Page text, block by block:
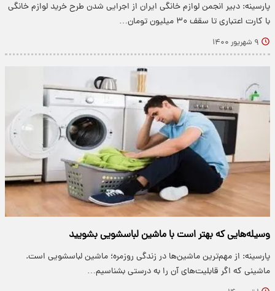
پارسینه: دبیر انجمن لوازم خانگی ایران از اجرایی شدن طرح خرید لوازم خانگی
با کارت اعتباری تا سقف ۳۰ میلیون تومان…
۹ شهریور ۱۴۰۰
وسیله‌هایی که بهتر است با ماشین لباسشویی بشویید
پارسینه: از مهم‌ترین ماشین‌ها در زندگی روزمره؛ ماشین لباسشویی است.
ماشینی که اگر قابلیت‌های آن را به درستی بشناسیم…